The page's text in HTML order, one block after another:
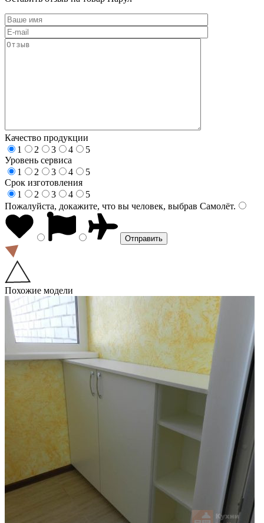
Качество продукции
1
2 3 4
5
Уровень сервиса
1
2 3 4
5
Срок изготовления
1
2 3 4
5
Пожалуйста, докажите, что вы человек, выбрав Самолёт.
Похожие модели